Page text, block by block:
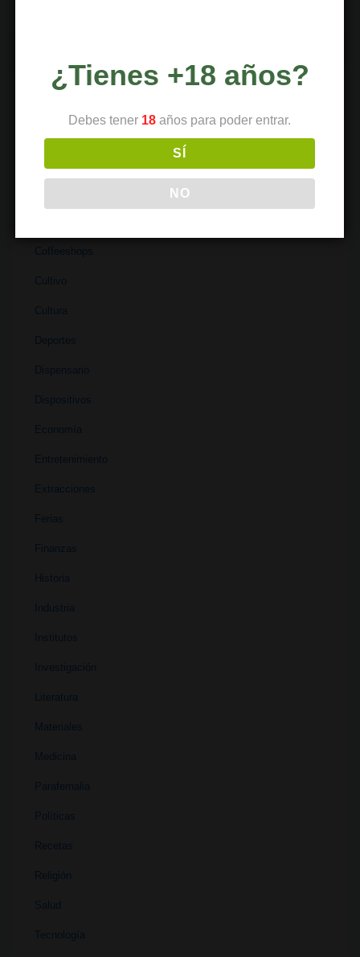
TEMAS
Coffeeshops
Cultivo
Cultura
Deportes
Dispensario
Dispositivos
Economía
Entretenimiento
Extracciones
Ferias
Finanzas
Historia
Industria
Institutos
Investigación
Literatura
Materiales
Medicina
Parafernalia
Políticas
Recetas
Religión
Salud
Tecnología
¿Tienes +18 años?
Debes tener 18 años para poder entrar.
SÍ
NO